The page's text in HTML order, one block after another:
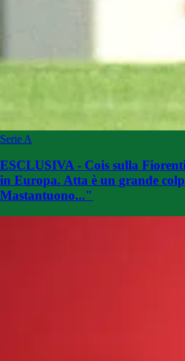
Serie A
ESCLUSIVA - Cois sulla
in Europa. Atta è un grande
Mastantuono..."